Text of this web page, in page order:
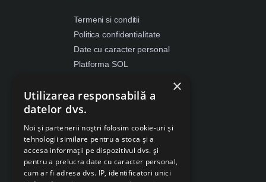
Termeni si conditii
Politica confidentialitate
Date cu caracter personal
Platforma SOL
Despre Cookies
Retragere din contract
×
Utilizarea responsabilă a
datelor dvs.
Noi și partenerii noștri folosim cookie-uri și
tehnologii similare pentru a stoca și a
accesa informații pe dispozitivul dvs. și
pentru a prelucra date cu caracter personal,
cum ar fi adresa dvs. IP, identificatori unici